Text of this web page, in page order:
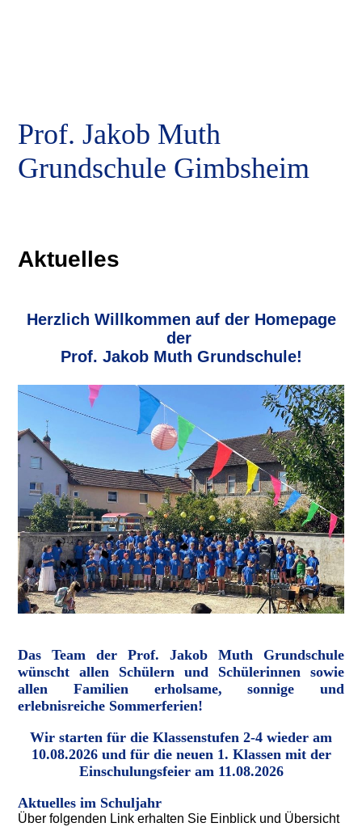
Prof. Jakob Muth
Grundschule Gimbsheim
Aktuelles
Herzlich Willkommen auf der Homepage
der
Prof. Jakob Muth Grundschule!
Das Team der Prof. Jakob Muth Grundschule
wünscht allen Schülern und Schülerinnen sowie
allen Familien erholsame, sonnige und
erlebnisreiche Sommerferien!
Wir starten für die Klassenstufen 2-4 wieder am
10.08.2026 und für die neuen 1. Klassen mit der
Einschulungsfeier am 11.08.2026
Aktuelles im Schuljahr
Über folgenden Link erhalten Sie Einblick und Übersicht